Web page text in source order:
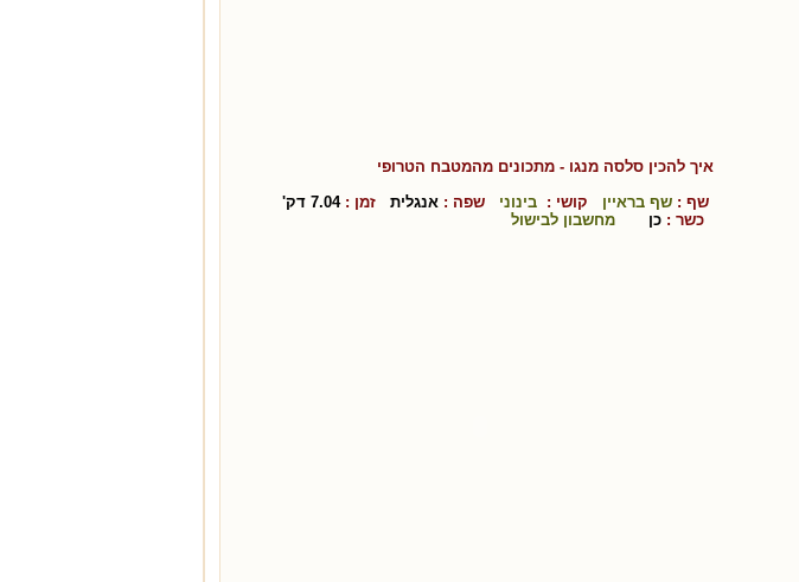
איך להכין סלסה מנגו - מתכונים מהמטבח הטרופי
שף : שף בראיין קושי : בינוני שפה : אנגלית זמן :7.04 דק'
כשר : כן מחשבון לבישול